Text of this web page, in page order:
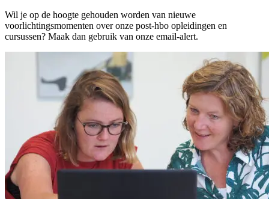
Wil je op de hoogte gehouden worden van nieuwe
voorlichtingsmomenten over onze post-hbo opleidingen en
cursussen? Maak dan gebruik van onze email-alert.